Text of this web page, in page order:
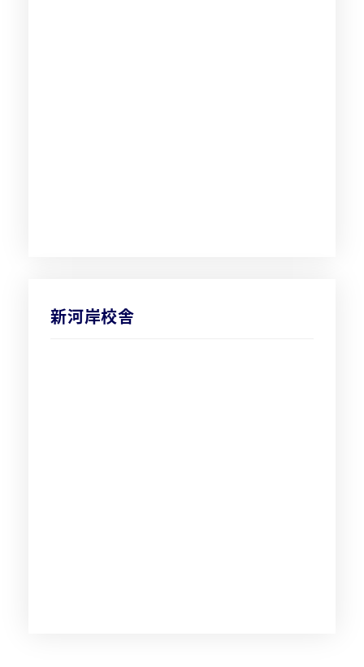
新河岸校舎